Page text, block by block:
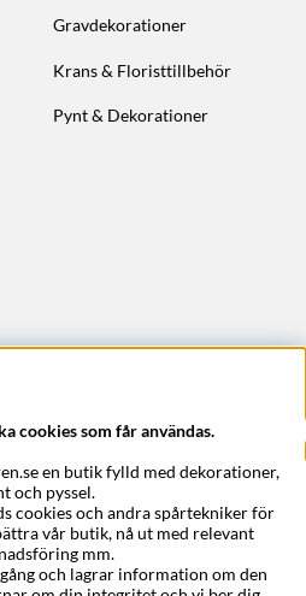
Gravdekorationer
Krans & Floristtillbehör
Pynt & Dekorationer
cookies som får användas.
en butik fylld med dekorationer,
och pyssel.
cookies och andra spårtekniker för
vår butik, nå ut med relevant
mm.
och lagrar information om den